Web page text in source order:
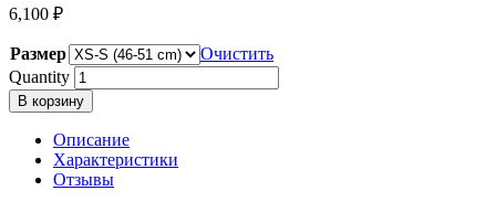
6,100 ₽
Размер
Очистить
Quantity
В корзину
Описание
Характеристики
Отзывы